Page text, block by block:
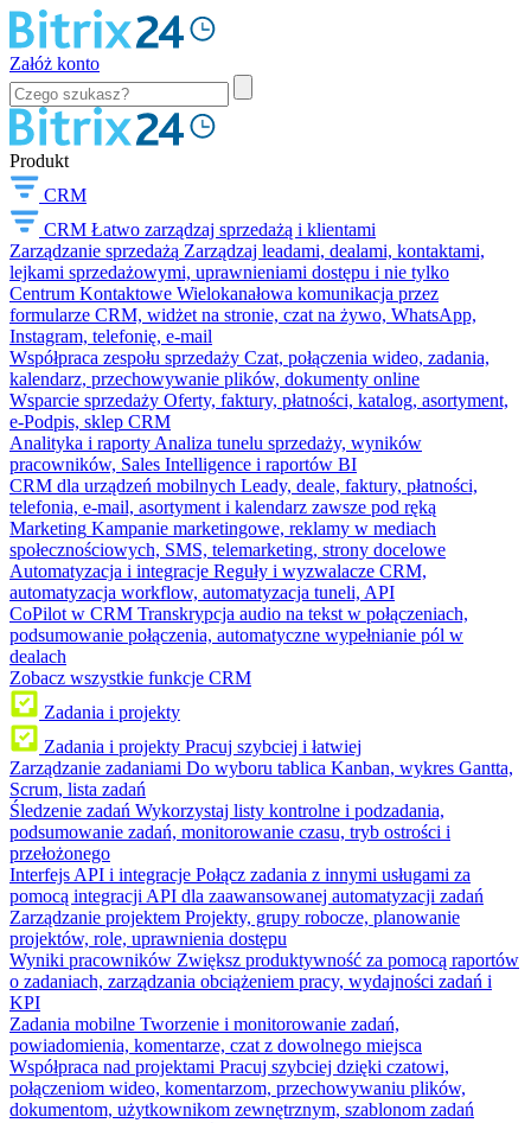
Załóż konto
Produkt
CRM
CRM Łatwo zarządzaj sprzedażą i klientami
Zarządzanie sprzedażą Zarządzaj leadami, dealami, kontaktami,
lejkami sprzedażowymi, uprawnieniami dostępu i nie tylko
Centrum Kontaktowe Wielokanałowa komunikacja przez
formularze CRM, widżet na stronie, czat na żywo, WhatsApp,
Instagram, telefonię, e-mail
Współpraca zespołu sprzedaży Czat, połączenia wideo, zadania,
kalendarz, przechowywanie plików, dokumenty online
Wsparcie sprzedaży Oferty, faktury, płatności, katalog, asortyment,
e-Podpis, sklep CRM
Analityka i raporty Analiza tunelu sprzedaży, wyników
pracowników, Sales Intelligence i raportów BI
CRM dla urządzeń mobilnych Leady, deale, faktury, płatności,
telefonia, e-mail, asortyment i kalendarz zawsze pod ręką
Marketing Kampanie marketingowe, reklamy w mediach
społecznościowych, SMS, telemarketing, strony docelowe
Automatyzacja i integracje Reguły i wyzwalacze CRM,
automatyzacja workflow, automatyzacja tuneli, API
CoPilot w CRM Transkrypcja audio na tekst w połączeniach,
podsumowanie połączenia, automatyczne wypełnianie pól w
dealach
Zobacz wszystkie funkcje CRM
Zadania i projekty
Zadania i projekty Pracuj szybciej i łatwiej
Zarządzanie zadaniami Do wyboru tablica Kanban, wykres Gantta,
Scrum, lista zadań
Śledzenie zadań Wykorzystaj listy kontrolne i podzadania,
podsumowanie zadań, monitorowanie czasu, tryb ostrości i
przełożonego
Interfejs API i integracje Połącz zadania z innymi usługami za
pomocą integracji API dla zaawansowanej automatyzacji zadań
Zarządzanie projektem Projekty, grupy robocze, planowanie
projektów, role, uprawnienia dostępu
Wyniki pracowników Zwiększ produktywność za pomocą raportów
o zadaniach, zarządzania obciążeniem pracy, wydajności zadań i
KPI
Zadania mobilne Tworzenie i monitorowanie zadań,
powiadomienia, komentarze, czat z dowolnego miejsca
Współpraca nad projektami Pracuj szybciej dzięki czatowi,
połączeniom wideo, komentarzom, przechowywaniu plików,
dokumentom, użytkownikom zewnętrznym, szablonom zadań